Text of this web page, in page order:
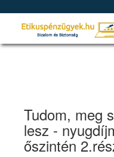
Tudom, meg
lesz -
őszintén